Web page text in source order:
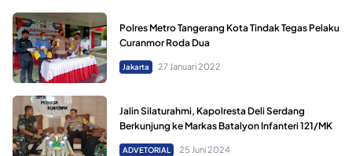
Polres Metro Tangerang Kota Tindak Tegas Pelaku
Curanmor Roda Dua
Jakarta 27 Januari 2022
Jalin Silaturahmi, Kapolresta Deli Serdang
Berkunjung ke Markas Batalyon Infanteri 121/MK
ADVETORIAL 25 Juni 2024